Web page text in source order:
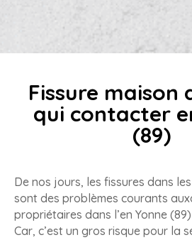
Fissure maison
qui contacter
(89)
De nos jours, les fissures dans
sont des problèmes courants
propriétaires dans l’en Yonne
Car, c’est un gros risque pour la